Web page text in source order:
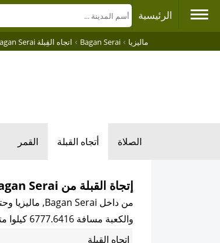
الرئيسية
ماليزيا ›
Bagan Serai
› اتجاه القِبلة Bagan Serai
الصلاة أتجاه القبلة القمر
إتجاة القبلة من Bagan Serai, ماليزيا
من داخل Bagan Serai, ماليزيا وحتى تكون مواجهً للكعبة المكرمة باتجاه القبلة فإن اتجاه القبلة هو
والكعبة مسافة 6777.6416 كيلوا متر.
اتجاه القِبلة